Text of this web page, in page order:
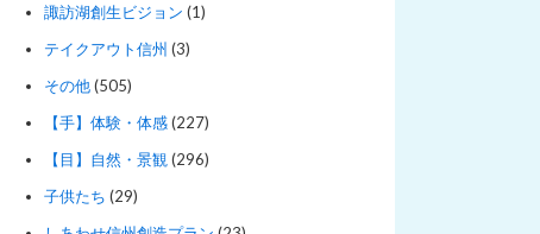
諏訪湖創生ビジョン (1)
テイクアウト信州 (3)
その他(505)
【手】体験・体感(227)
【目】自然・景観 (296)
子供たち (29)